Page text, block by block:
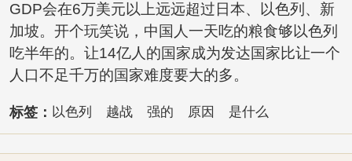
GDP会在6万美元以上远远超过日本、以色列、新
加坡。开个玩笑说，中国人一天吃的粮食够以色列
吃半年的。让14亿人的国家成为发达国家比让一个
人口不足千万的国家难度要大的多。
标签： 以色列 越战 强的 原因 是什么